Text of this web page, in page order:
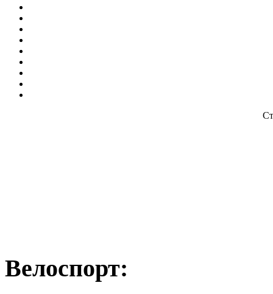
Велоспорт: